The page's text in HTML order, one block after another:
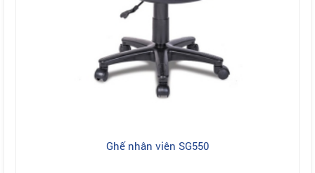
Ghế nhân viên SG550